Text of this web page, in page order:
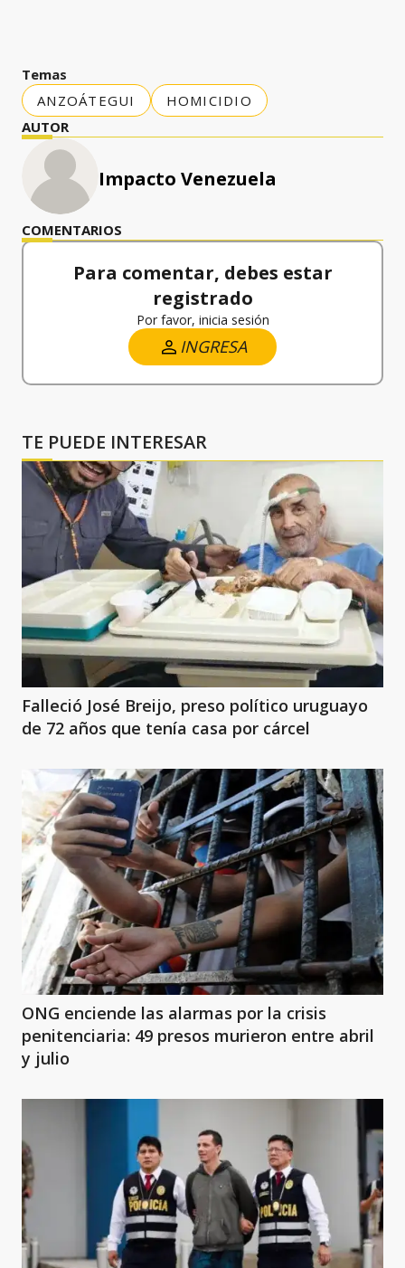
Temas
ANZOÁTEGUI
HOMICIDIO
AUTOR
Impacto Venezuela
COMENTARIOS
Para comentar, debes estar
registrado
Por favor, inicia sesión
INGRESA
TE PUEDE INTERESAR
Falleció José Breijo, preso político uruguayo
de 72 años que tenía casa por cárcel
ONG enciende las alarmas por la crisis
penitenciaria: 49 presos murieron entre abril
y julio